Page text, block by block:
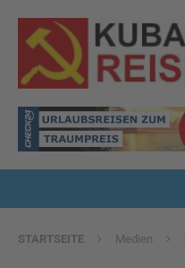
STARTSEITE Medien